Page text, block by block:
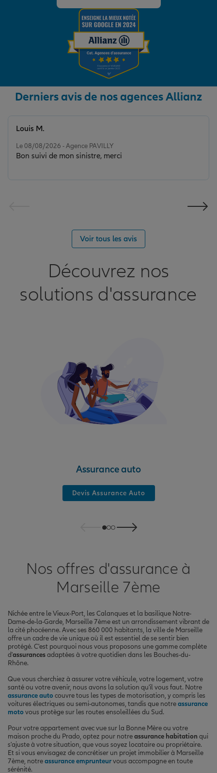
Derniers avis de nos agences Allianz
Le 08/08/2026 - Agence PAVILLY
Bon suivi de mon sinistre, merci
Louis M.
Voir tous les avis
Découvrez nos
solutions d'assurance
Assurance auto
Devis Assurance Auto
Nos offres d'assurance à
Marseille 7ème
Nichée entre le Vieux-Port, les Calanques et la basilique Notre-
Dame-de-la-Garde, Marseille 7ème est un arrondissement vibrant de
la cité phocéenne. Avec ses 860 000 habitants, la ville de Marseille
offre un cadre de vie unique où il est essentiel de se sentir bien
protégé. C'est pourquoi nous vous proposons une gamme complète
d'assurancesadaptées à votre quotidien dans les Bouches-du-
Rhône.
Que vous cherchiez à assurer votre véhicule, votre logement, votre
santé ou votre avenir, nous avons la solution qu'il vous faut. Notre
assurance autocouvre tous les types de motorisation, y compris les
voitures électriques ou semi-autonomes, tandis que notreassurance
motovous protège sur les routes ensoleillées du Sud.
Pour votre appartement avec vue sur la Bonne Mère ou votre
maison proche du Prado, optez pour notreassurance habitation qui
s'ajuste à votre situation, que vous soyez locataire ou propriétaire.
Et si vous envisagez de concrétiser un projet immobilier à Marseille
7ème, notreassurance emprunteurvous accompagne en toute
sérénité.